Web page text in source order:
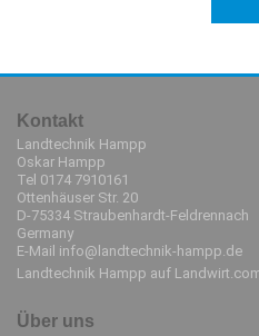
Kontakt
Landtechnik Hampp
Oskar Hampp
Tel 0174 7910161
Ottenhäuser Str. 20
D-75334 Straubenhardt-Feldrennach
Germany
E-Mail info@landtechnik-hampp.de
Landtechnik Hampp auf
Über uns